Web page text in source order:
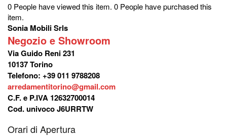
0 People have viewed this item. 0 People have purchased this
item.
Sonia Mobili Srls
Negozio e Showroom
Via Guido Reni 231
10137 Torino
Telefono: +39 011 9788208
arredamentitorino@gmail.com
C.F. e P.IVA 12632700014
Cod. univoco J6URRTW
Orari di Apertura